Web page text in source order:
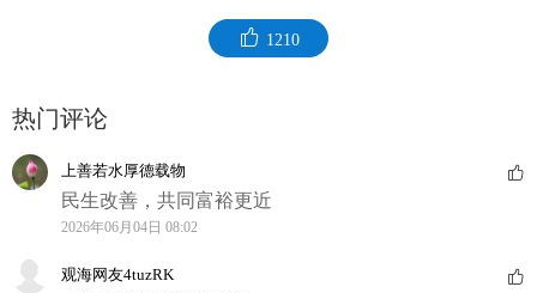
1210
热门评论
上善若水厚德载物
民生改善，共同富裕更近
2026年06月04日 08:02
观海网友4tuzRK